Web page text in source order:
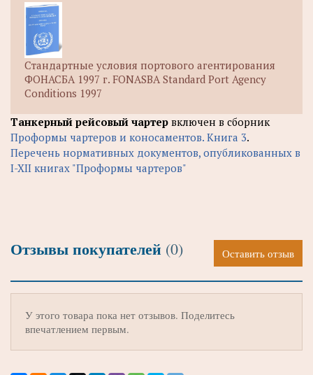
Стандартные условия портового агентирования
ФОНАСБА 1997 г. FONASBA Standard Port Agency
Conditions 1997
Танкерный рейсовый чартер включен в сборник
Проформы чартеров и коносаментов. Книга 3.
Перечень нормативных документов, опубликованных в
I-XII книгах "Проформы чартеров"
Отзывы покупателей (0) Оставить отзыв
У этого товара пока нет отзывов. Поделитесь
впечатлением первым.